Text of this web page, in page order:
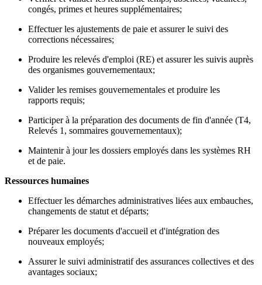
congés, primes et heures supplémentaires;
Effectuer les ajustements de paie et assurer le suivi des
corrections nécessaires;
Produire les relevés d'emploi (RE) et assurer les suivis auprès
des organismes gouvernementaux;
Valider les remises gouvernementales et produire les
rapports requis;
Participer à la préparation des documents de fin d'année (T4,
Relevés 1, sommaires gouvernementaux);
Maintenir à jour les dossiers employés dans les systèmes RH
et de paie.
Ressources humaines
Effectuer les démarches administratives liées aux embauches,
changements de statut et départs;
Préparer les documents d'accueil et d'intégration des
nouveaux employés;
Assurer le suivi administratif des assurances collectives et des
avantages sociaux;